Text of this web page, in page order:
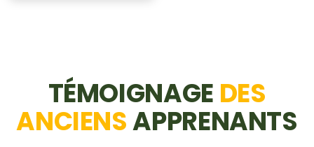
TÉMOIGNAGE DES
ANCIENSAPPRENANTS